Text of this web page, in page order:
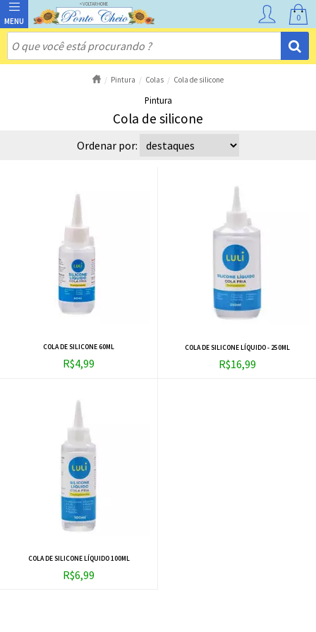
0
Pintura Colas Cola de silicone
Pintura
Cola de silicone
Ordenar por:
COLA DE SILICONE 60ML
R$4,99
COLA DE SILICONE LÍQUIDO - 250ML
R$16,99
COLA DE SILICONE LÍQUIDO 100ML
R$6,99